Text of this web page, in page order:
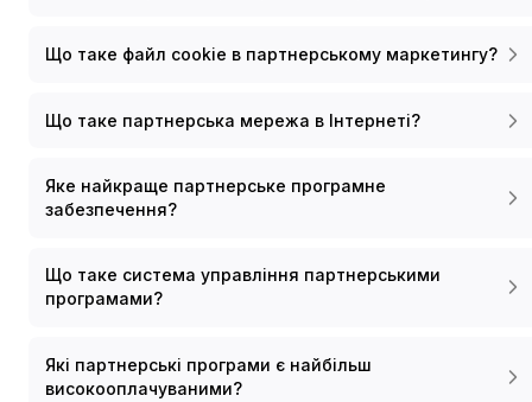
Що таке файл cookie в партнерському маркетингу?
Що таке партнерська мережа в Інтернеті?
Яке найкраще партнерське програмне
забезпечення?
Що таке система управління партнерськими
програмами?
Які партнерські програми є найбільш
високооплачуваними?